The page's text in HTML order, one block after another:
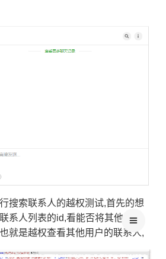
搜索联系人的越权测试,首先的想
系人列表的id,看能否将其他用户
就是越权查看其他用户的联系人,